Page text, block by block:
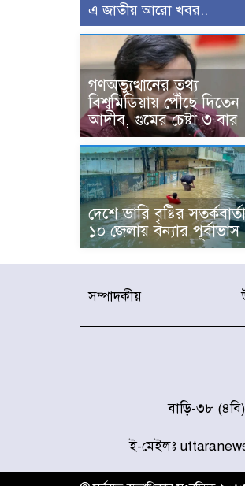
এ জাতীয় আরো খবর..
গণঅভ্যুত্থানের তথ্য
বিশ্বমিডিয়ায় পৌঁছে দিতেন
আদীব, গুমের চেষ্টা ৩ বার
দেশে ভারি বৃষ্টির
১০ জেলায় বন্যার পূর্বাভাস
সম্পাদকীয়
বাড়ি-৩৮
ই-মেইলঃ